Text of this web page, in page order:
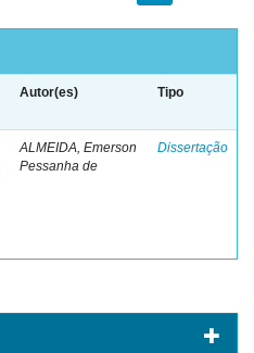
Autor(es) Tipo
ALMEIDA, Emerson
Pessanha de
Dissertação